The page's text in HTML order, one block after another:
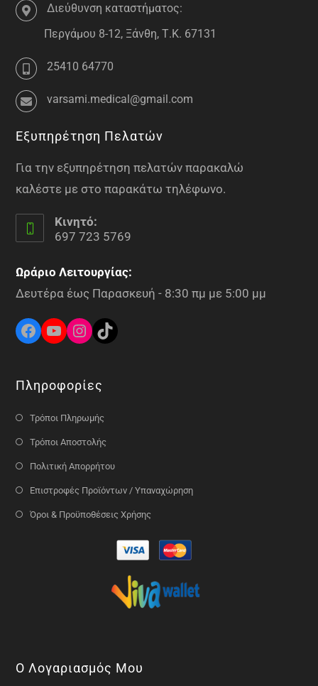
Διεύθυνση καταστήματος:
Περγάμου 8-12, Ξάνθη, Τ.Κ. 67131
25410 64770
varsami.medical@gmail.com
Εξυπηρέτηση Πελατών
Για την εξυπηρέτηση πελατών παρακαλώ
καλέστε με στο παρακάτω τηλέφωνο.
Κινητό:
697 723 5769
Ωράριο Λειτουργίας:
Δευτέρα έως Παρασκευή - 8:30 πμ με 5:00 μμ
Πληροφορίες
Τρόποι Πληρωμής
Τρόποι Αποστολής
Πολιτική Απορρήτου
Επιστροφές Προϊόντων / Υπαναχώρηση
Όροι & Προϋποθέσεις Χρήσης
Ο Λογαριασμός Μου